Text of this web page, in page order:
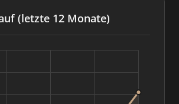
(letzte 12 Monate)